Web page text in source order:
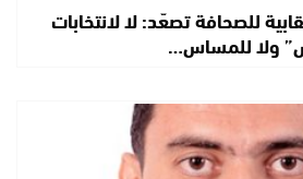
للصحافة تصعّد: لا لانتخابات
ولا للمساس…